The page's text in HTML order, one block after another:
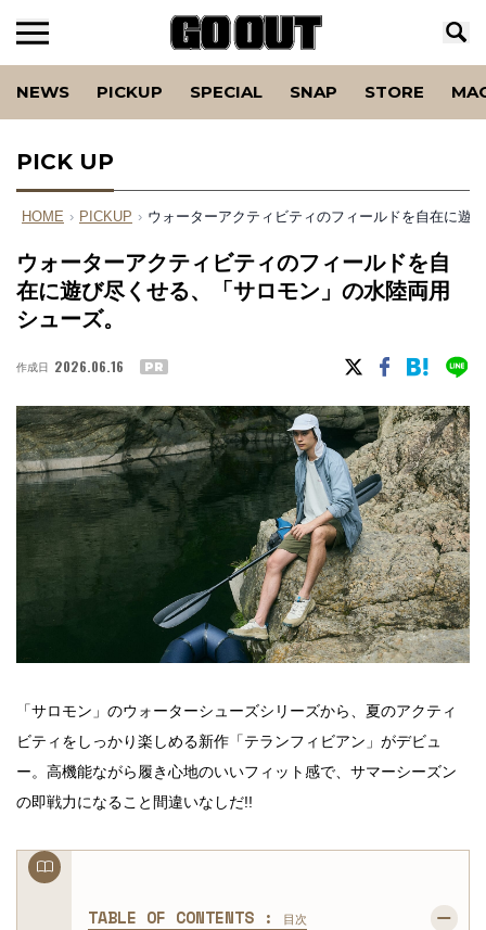
NEWS PICKUP SPECIAL SNAP STORE
PICK UP
HOME › PICKUP › ウォーターアクティビティのフィールドを自在に遊
ウォーターアクティビティのフィールドを自
在に遊び尽くせる、「サロモン」の水陸両用
シューズ。
作成日 2026.06.16 PR
「サロモン」のウォーターシューズシリーズから、夏のアクティ
ビティをしっかり楽しめる新作「テランフィビアン」がデビュ
ー。高機能ながら履き心地のいいフィット感で、サマーシーズン
の即戦力になること間違いなしだ!!
TABLE OF CONTENTS : 目次